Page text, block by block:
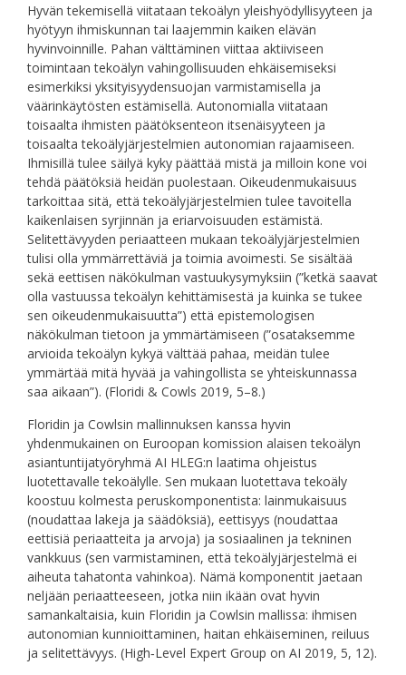
Hyvän tekemisellä viitataan tekoälyn yleishyödyllisyyteen ja
hyötyyn ihmiskunnan tai laajemmin kaiken elävän
hyvinvoinnille. Pahan välttäminen viittaa aktiiviseen
toimintaan tekoälyn vahingollisuuden ehkäisemiseksi
esimerkiksi yksityisyydensuojan varmistamisella ja
väärinkäytösten estämisellä. Autonomialla viitataan
toisaalta ihmisten päätöksenteon itsenäisyyteen ja
toisaalta tekoälyjärjestelmien autonomian rajaamiseen.
Ihmisillä tulee säilyä kyky päättää mistä ja milloin kone voi
tehdä päätöksiä heidän puolestaan. Oikeudenmukaisuus
tarkoittaa sitä, että tekoälyjärjestelmien tulee tavoitella
kaikenlaisen syrjinnän ja eriarvoisuuden estämistä.
Selitettävyyden periaatteen mukaan tekoälyjärjestelmien
tulisi olla ymmärrettäviä ja toimia avoimesti. Se sisältää
sekä eettisen näkökulman vastuukysymyksiin (”ketkä saavat
olla vastuussa tekoälyn kehittämisestä ja kuinka se tukee
sen oikeudenmukaisuutta”) että epistemologisen
näkökulman tietoon ja ymmärtämiseen (”osataksemme
arvioida tekoälyn kykyä välttää pahaa, meidän tulee
ymmärtää mitä hyvää ja vahingollista se yhteiskunnassa
saa aikaan”). (Floridi & Cowls 2019, 5–8.)
Floridin ja Cowlsin mallinnuksen kanssa hyvin
yhdenmukainen on Euroopan komission alaisen tekoälyn
asiantuntijatyöryhmä AI HLEG:n laatima ohjeistus
luotettavalle tekoälylle. Sen mukaan luotettava tekoäly
koostuu kolmesta peruskomponentista: lainmukaisuus
(noudattaa lakeja ja säädöksiä), eettisyys (noudattaa
eettisiä periaatteita ja arvoja) ja sosiaalinen ja tekninen
vankkuus (sen varmistaminen, että tekoälyjärjestelmä ei
aiheuta tahatonta vahinkoa). Nämä komponentit jaetaan
neljään periaatteeseen, jotka niin ikään ovat hyvin
samankaltaisia, kuin Floridin ja Cowlsin mallissa: ihmisen
autonomian kunnioittaminen, haitan ehkäiseminen, reiluus
ja selitettävyys. (High‐Level Expert Group on AI 2019, 5, 12).